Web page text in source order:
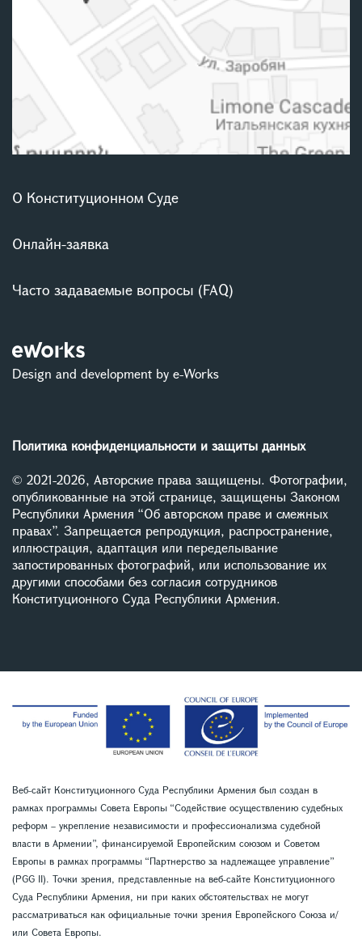
О Конституционном Суде
Онлайн-заявка
Часто задаваемые вопросы (FAQ)
Design and development by e-Works
Политика конфиденциальности и защиты данных
© 2021-2026, Авторские права защищены. Фотографии,
опубликованные на этой странице, защищены Законом
Республики Армения “Об авторском праве и смежных
правах”. Запрещается репродукция, распространение,
иллюстрация, адаптация или переделывание
запостированных фотографий, или использование их
другими способами без согласия сотрудников
Конституционного Суда Республики Армения.
Веб-сайт Конституционного Суда Республики Армения был создан в
рамках программы Совета Европы “Содействие осуществлению судебных
реформ – укрепление независимости и профессионализма судебной
власти в Армении”, финансируемой Европейским союзом и Советом
Европы в рамках программы “Партнерство за надлежащее управление”
(PGG II). Точки зрения, представленные на веб-сайте Конституционного
Суда Республики Армения, ни при каких обстоятельствах не могут
рассматриваться как официальные точки зрения Европейского Союза и/
или Совета Европы.